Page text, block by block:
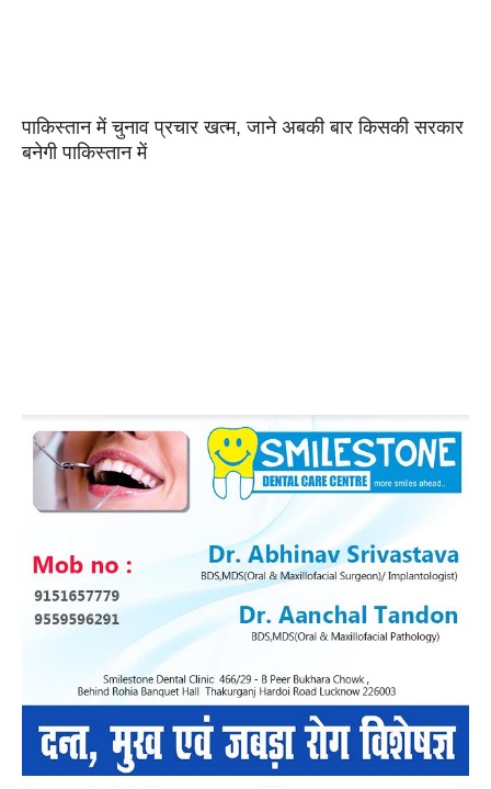
पाकिस्तान में चुनाव प्रचार खत्म, जाने अबकी बार किसकी सरकार
बनेगी पाकिस्तान में